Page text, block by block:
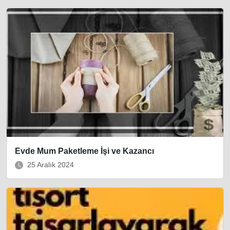
Evde Mum Paketleme İşi ve Kazancı
25 Aralık 2024